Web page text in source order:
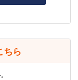
ちら